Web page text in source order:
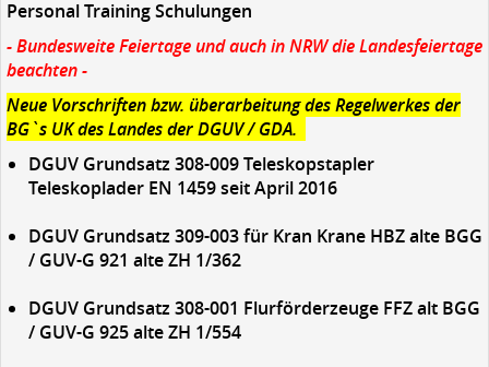
Personal Training Schulungen
- Bundesweite Feiertage und auch in NRW die Landesfeiertage
beachten -
Neue Vorschriften bzw. überarbeitung des Regelwerkes der
BG`s UK des Landes der DGUV / GDA.
DGUV Grundsatz 308-009Teleskopstapler
Teleskoplader EN 1459 seit April 2016
DGUV Grundsatz 309-003für Kran Krane HBZ alte BGG
/ GUV-G 921 alte ZH 1/362
DGUV Grundsatz 308-001 Flurförderzeuge FFZ alt BGG
/ GUV-G 925 alte ZH 1/554